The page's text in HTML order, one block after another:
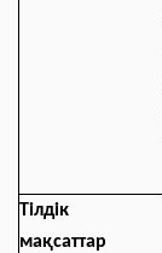
Тілдік
мақсаттар